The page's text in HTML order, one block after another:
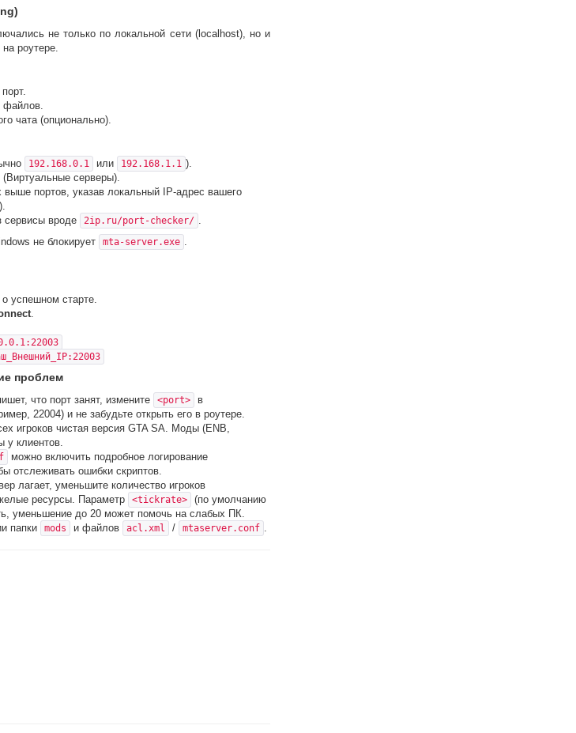
не только по локальной сети (localhost), но и
роутере.
файлов.
чата (опционально).
192.168.0.1 или 192.168.1.1 ).
(Виртуальные серверы).
портов, указав локальный IP-адрес вашего
сервисы вроде
2ip.ru/port-checker/ .
не блокирует
mta-server.exe .
успешном старте.
.
проблем
что порт занят, измените <port> в
22004) и не забудьте открыть его в роутере.
игроков чистая версия GTA SA. Моды (ENB,
у клиентов.
можно включить подробное логирование
отслеживать ошибки скриптов.
лагает, уменьшите количество игроков
ресурсы. Параметр <tickrate>
(по умолчанию
уменьшение до 20 может помочь на слабых ПК.
папки mods и файлов acl.xml / mtaserver.conf .